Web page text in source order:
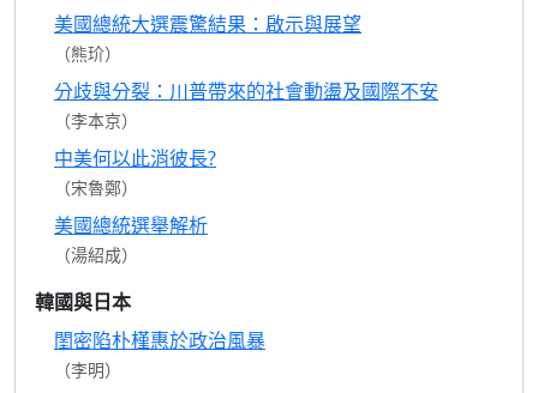
美國總統大選震驚結果：啟示與展望
（熊玠）
分歧與分裂：川普帶來的社會動盪及國際不安
（李本京）
中美何以此消彼長?
（宋魯鄭）
美國總統選舉解析
（湯紹成）
韓國與日本
閨密陷朴槿惠於政治風暴
（李明）